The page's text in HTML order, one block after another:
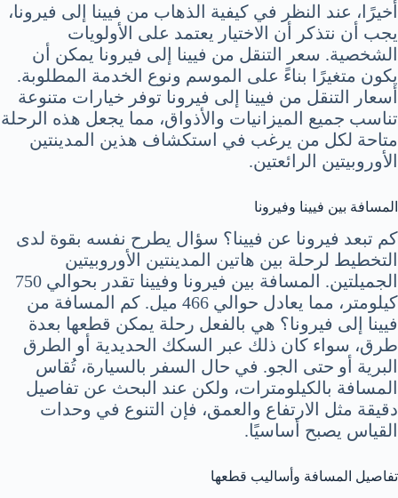
أخيرًا، عند النظر في كيفية الذهاب من فيينا إلى فيرونا،
يجب أن نتذكر أن الاختيار يعتمد على الأولويات
الشخصية. سعر التنقل من فيينا إلى فيرونا يمكن أن
يكون متغيرًا بناءً على الموسم ونوع الخدمة المطلوبة.
أسعار التنقل من فيينا إلى فيرونا توفر خيارات متنوعة
تناسب جميع الميزانيات والأذواق، مما يجعل هذه الرحلة
متاحة لكل من يرغب في استكشاف هذين المدينتين
الأوروبيتين الرائعتين.
المسافة بين فيينا وفيرونا
كم تبعد فيرونا عن فيينا؟ سؤال يطرح نفسه بقوة لدى
التخطيط لرحلة بين هاتين المدينتين الأوروبيتين
الجميلتين. المسافة بين فيرونا وفيينا تقدر بحوالي 750
كيلومتر، مما يعادل حوالي 466 ميل. كم المسافة من
فيينا إلى فيرونا؟ هي بالفعل رحلة يمكن قطعها بعدة
طرق، سواء كان ذلك عبر السكك الحديدية أو الطرق
البرية أو حتى الجو. في حال السفر بالسيارة، تُقاس
المسافة بالكيلومترات، ولكن عند البحث عن تفاصيل
دقيقة مثل الارتفاع والعمق، فإن التنوع في وحدات
القياس يصبح أساسيًا.
تفاصيل المسافة وأساليب قطعها